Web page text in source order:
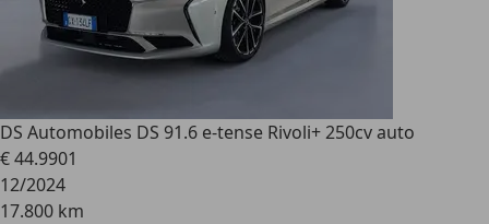
DS Automobiles DS 91.6 e-tense Rivoli+ 250cv auto
€ 44.9901
12/2024
17.800 km